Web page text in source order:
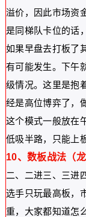
溢价，因此市场资
是同梯队卡位的话
如果早盘去打板了
有可能发生。下午
级情况。这里是抱
经是高位博弈了，
这个模式一般放在
低吸半路，只能上
10、数板战法（龙
二、二进三、三进
选手只玩最高板，
重，大家都知道怎